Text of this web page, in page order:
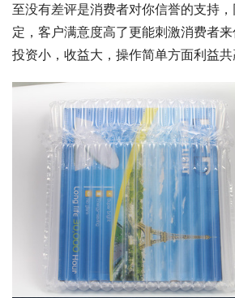
至没有差评是消费者对你信誉的支持
定，客户满意度高了更能刺激消费者来
投资小，收益大，操作简单方面利益共